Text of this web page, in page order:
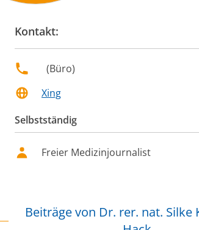
Kontakt:
(Büro)
Xing
Selbstständig
Freier Medizinjournalist
Beiträge von Dr. rer. nat. Silke